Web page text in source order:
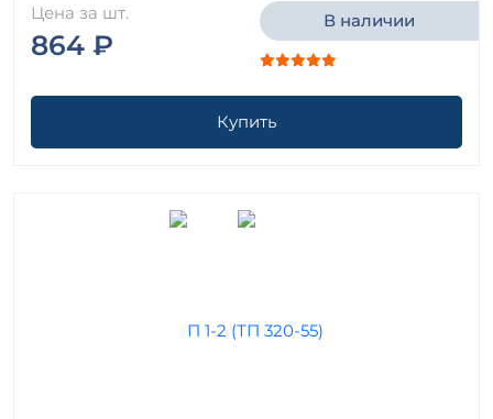
Цена за шт.
864 ₽
В наличии
Купить